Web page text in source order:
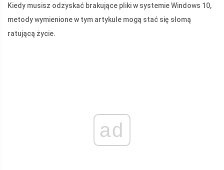
Kiedy musisz odzyskać brakujące pliki w systemie Windows 10,
metody wymienione w tym artykule mogą stać się słomą
ratującą życie.
ad